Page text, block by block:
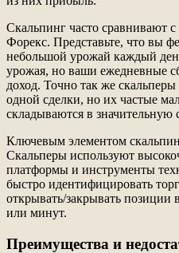
Скальпинг часто сравнивают
Форекс. Представьте, что вы
небольшой урожай каждый
урожая, но ваши ежедневные
доход. Точно так же
одной сделки, но их частые
складываются в значительную
Ключевым элементом
Скальперы используют
платформы и инструменты
быстро идентифицировать
открывать/закрывать позиции
или минут.
Преимущества и